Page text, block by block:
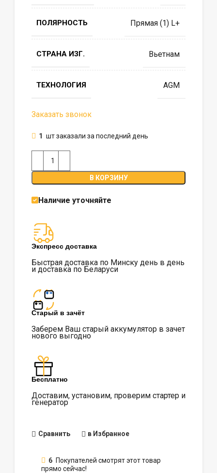
ПОЛЯРНОСТЬ Прямая (1) L+
СТРАНА ИЗГ. Вьетнам
ТЕХНОЛОГИЯ AGM
Заказать звонок
1 шт заказали за последний день
В КОРЗИНУ
Наличие уточняйте
Экспресс доставка
Быстрая доставка по Минску день в день
и доставка по Беларуси
Старый в зачёт
Заберем Ваш старый аккумулятор в зачет
нового выгодно
Бесплатно
Доставим, установим, проверим стартер и
генератор
Сравнить в Избранное
6 Покупателей смотрят этот товар
прямо сейчас!